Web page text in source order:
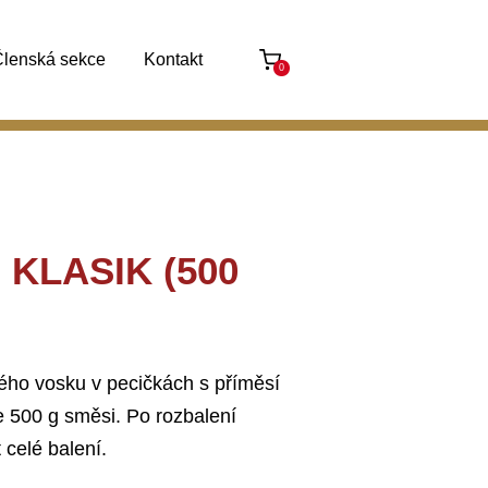
sekce Kontakt 0
(500
vosku v pecičkách s příměsí
500 g směsi. Po rozbalení
celé balení.